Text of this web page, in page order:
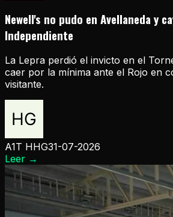
Newell's no pudo en Avellaneda y
Independiente
La Lepra perdió el invicto en el
caer por la mínima ante el Rojo en
visitante.
A1T HHG31-07-2026
Leer →